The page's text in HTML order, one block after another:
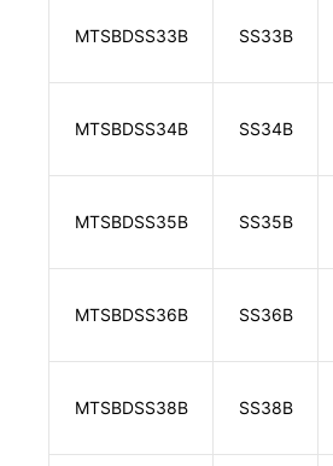
MTSBDSS33B SS33B
MTSBDSS34B SS34B
MTSBDSS35B SS35B
MTSBDSS36B SS36B
MTSBDSS38B SS38B